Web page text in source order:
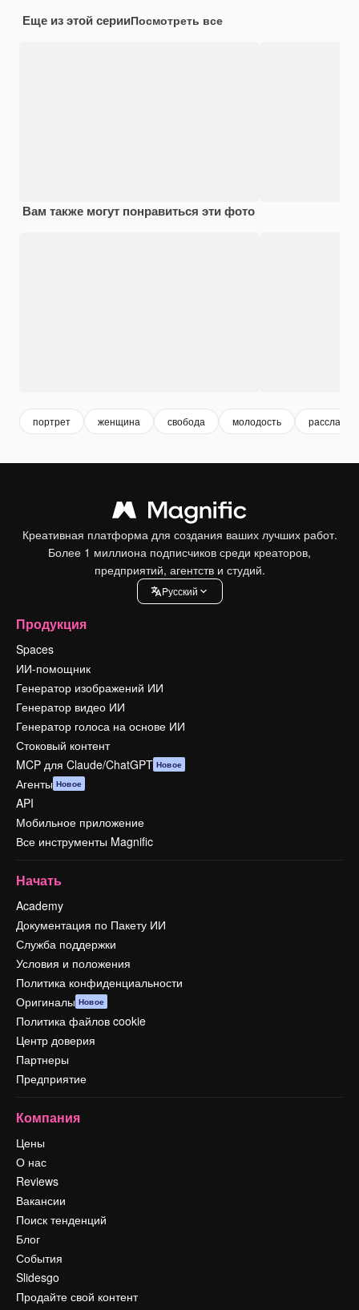
Еще из этой серииПосмотреть все
Вам также могут понравиться эти фото
портрет женщина свобода молодость
Креативная платформа для создания ваших лучших работ.
Более 1 миллиона подписчиков среди креаторов,
предприятий, агентств и студий.
Pусский
Продукция
Spaces
ИИ-помощник
Генератор изображений ИИ
Генератор видео ИИ
Генератор голоса на основе ИИ
Стоковый контент
MCP для Claude/ChatGPT Новое
Агенты Новое
API
Мобильное приложение
Все инструменты Magnific
Начать
Academy
Документация по Пакету ИИ
Служба поддержки
Условия и положения
Политика конфиденциальности
Оригиналы Новое
Политика файлов cookie
Центр доверия
Партнеры
Предприятие
Компания
Цены
О нас
Reviews
Вакансии
Поиск тенденций
Блог
События
Slidesgo
Продайте свой контент